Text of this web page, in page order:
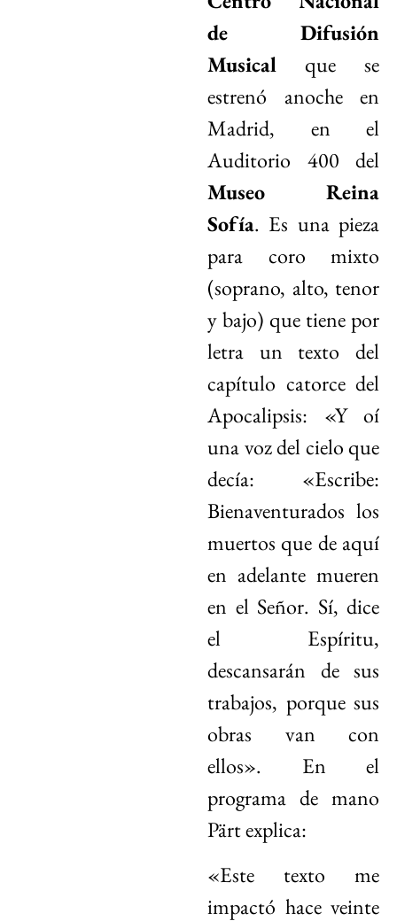
de Difusión
Musical que se
estrenó anoche en
Madrid, en el
Auditorio 400 del
Museo Reina
Sofía. Es una pieza
para coro mixto
(soprano, alto, tenor
y bajo) que tiene por
letra un texto del
capítulo catorce del
Apocalipsis: «Y oí
una voz del cielo que
decía: «Escribe:
Bienaventurados los
muertos que de aquí
en adelante mueren
en el Señor. Sí, dice
el Espíritu,
descansarán de sus
trabajos, porque sus
obras van con
ellos». En el
programa de mano
Pärt explica:
«Este texto me
impactó hace veinte